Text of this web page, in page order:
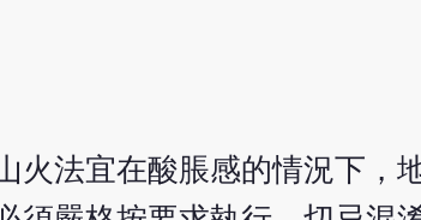
火法宜在酸脹感的情況下，